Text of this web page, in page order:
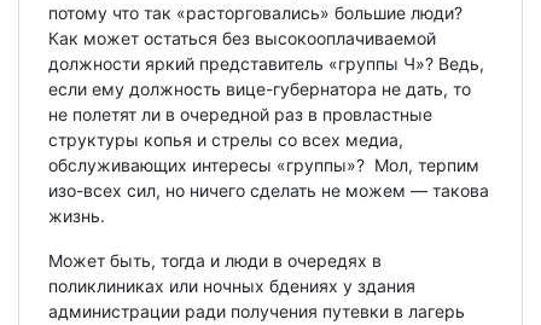
потому что так «расторговались» большие люди?
Как может остаться без высокооплачиваемой
должности яркий представитель «группы Ч»? Ведь,
если ему должность вице-губернатора не дать, то
не полетят ли в очередной раз в провластные
структуры копья и стрелы со всех медиа,
обслуживающих интересы «группы»? Мол, терпим
изо-всех сил, но ничего сделать не можем — такова
жизнь.
Может быть, тогда и люди в очередях в
поликлиниках или ночных бдениях у здания
администрации ради получения путевки в лагерь